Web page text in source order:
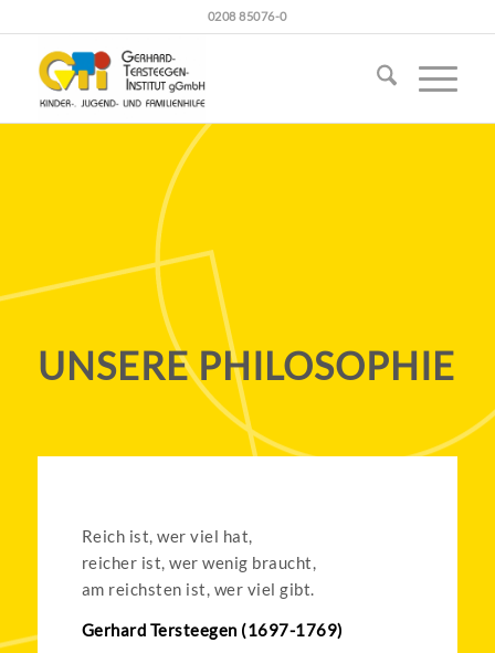
0208 85076-0
UNSERE PHILOSOPHIE
Reich ist, wer viel hat,
reicher ist, wer wenig braucht,
am reichsten ist, wer viel gibt.
Gerhard Tersteegen (1697-1769)